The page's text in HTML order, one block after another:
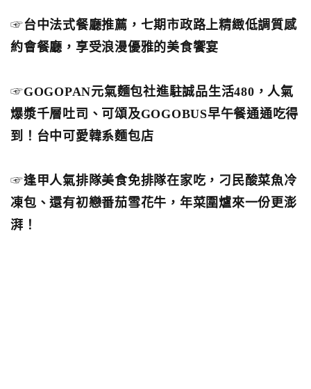
☞台中法式餐廳推薦，七期市政路上精緻低調質感
約會餐廳，享受浪漫優雅的美食饗宴
☞GOGOPAN元氣麵包社進駐誠品生活480，人氣
爆漿千層吐司、可頌及GOGOBUS早午餐通通吃得
到！台中可愛韓系麵包店
☞逢甲人氣排隊美食免排隊在家吃，刁民酸菜魚冷
凍包、還有初戀番茄雪花牛，年菜圍爐來一份更澎
湃！